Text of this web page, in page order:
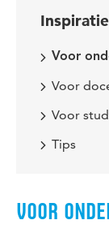
Inspiratie
Voor
Voor
Voor
Tips
VOOR